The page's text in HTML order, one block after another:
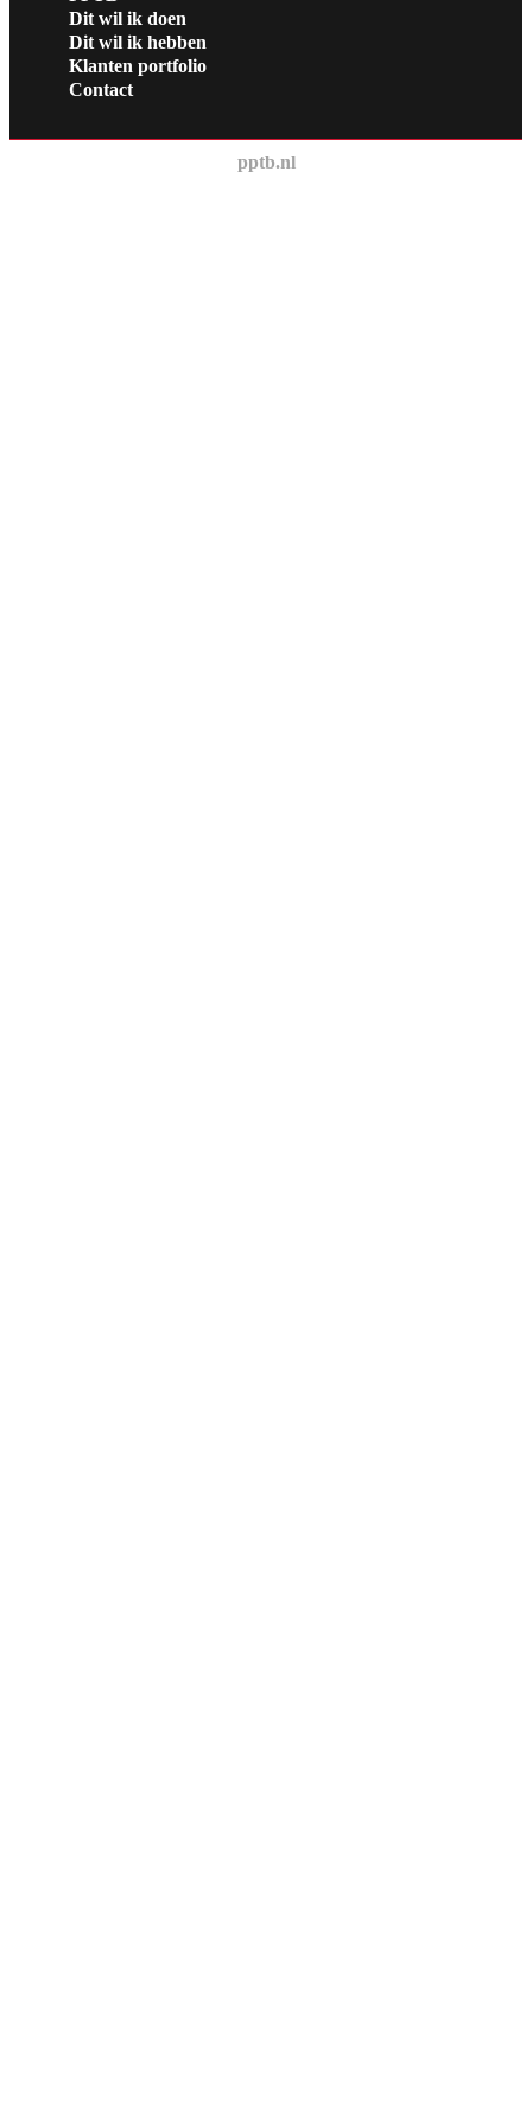
Dit wil ik doen
Dit wil ik hebben
Klanten portfolio
Contact
pptb.nl